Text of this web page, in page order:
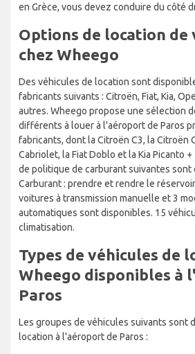
en Grèce, vous devez conduire du côté
Options de location de
chez Wheego
Des véhicules de location sont
fabricants suivants : Citroën, Fiat, Kia,
autres. Wheego propose une sélection
différents à louer à l'aéroport de Paros
fabricants, dont la Citroën C3, la Citroën
Cabriolet, la Fiat Doblo et la Kia Picanto
de politique de carburant suivantes sont
Carburant : prendre et rendre le
voitures à transmission manuelle et 3
automatiques sont disponibles. 15
climatisation.
Types de véhicules de
Wheego disponibles à
Paros
Les groupes de véhicules suivants sont
location à l'aéroport de Paros :